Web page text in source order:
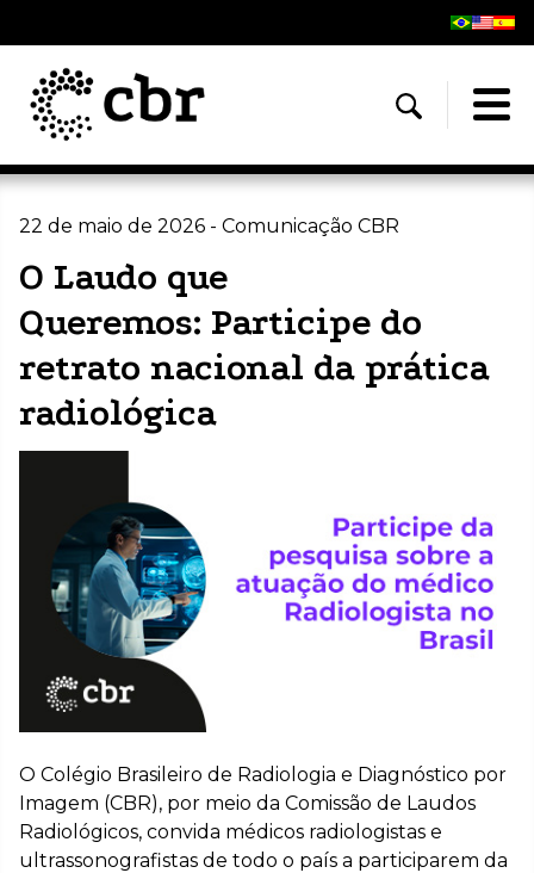
22 de maio de 2026 - Comunicação CBR
O Laudo que
Queremos: Participe do
retrato nacional da prática
radiológica
O Colégio Brasileiro de Radiologia e Diagnóstico por
Imagem (CBR), por meio da Comissão de Laudos
Radiológicos, convida médicos radiologistas e
ultrassonografistas de todo o país a participarem da